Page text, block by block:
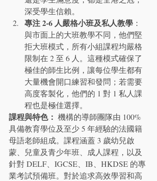
深受學生信賴。
專注 2-6 人嚴格小班及私人教學 ：
與市面上的大班教學不同，他們堅
拒大班模式，所有小組課程均嚴格
限制在 2 至 6 人。這種模式確保了
極佳的師生比例，讓每位學生都有
大量機會開口練習和發問；若需要
高度客製化，他們的 1 對 1 私人課
程也是極佳選擇。
課程與特色： 機構的導師團隊由 100%
具備教育學位及至少 5 年經驗的法國籍
母語老師組成。課程涵蓋 3 歲幼兒啟
蒙、兒童及青少年班、成人課程，以及
針對 DELF、IGCSE、IB、HKDSE 的專
業考試預備班。對於追求高效學習和高